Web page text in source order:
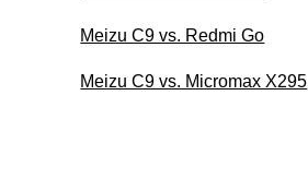
Meizu C9 vs. Redmi Go
Meizu C9 vs. Micromax X295